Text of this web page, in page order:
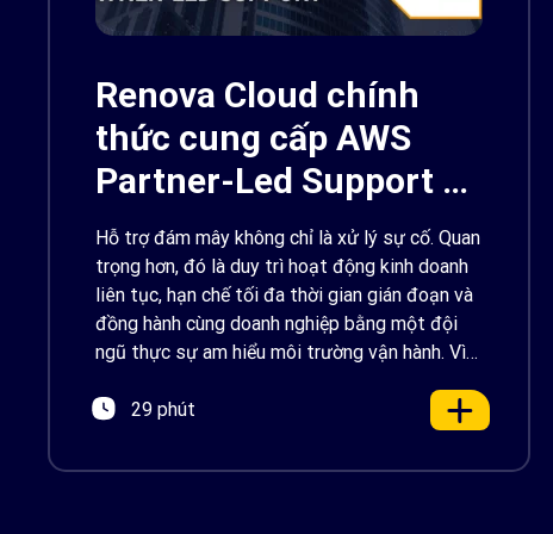
Renova Cloud chính
thức cung cấp AWS
Partner-Led Support –
Backed by AWS
Support
Hỗ trợ đám mây không chỉ là xử lý sự cố. Quan
trọng hơn, đó là duy trì hoạt động kinh doanh
liên tục, hạn chế tối đa thời gian gián đoạn và
đồng hành cùng doanh nghiệp bằng một đội
ngũ thực sự am hiểu môi trường vận hành. Vì
29 phút